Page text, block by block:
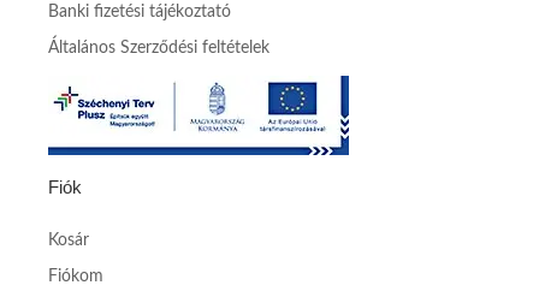
Banki fizetési tájékoztató
Általános Szerződési feltételek
Fiók
Kosár
Fiókom